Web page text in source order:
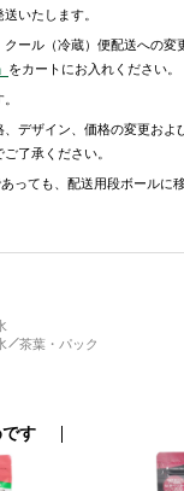
いたします。
ール（冷蔵）便配送への変
をカートにお入れください。
デザイン、価格の変更およ
了承ください。
っても、配送用段ボールに
茶葉・パック
す